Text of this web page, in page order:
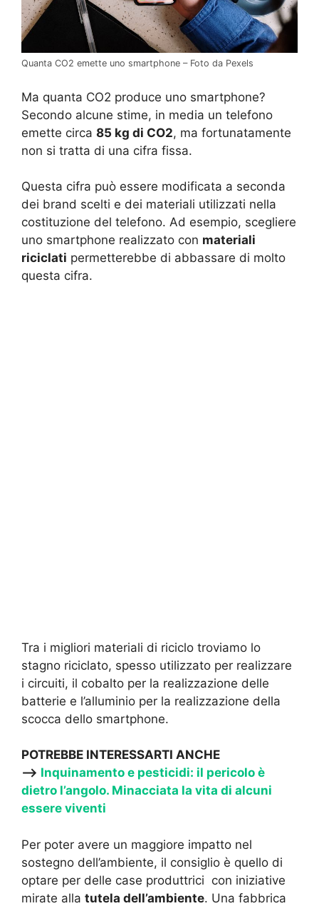
Quanta CO2 emette uno smartphone – Foto da Pexels
Ma quanta CO2 produce uno smartphone?
Secondo alcune stime, in media un telefono
emette circa 85 kg di CO2, ma fortunatamente
non si tratta di una cifra fissa.
Questa cifra può essere modificata a seconda
dei brand scelti e dei materiali utilizzati nella
costituzione del telefono. Ad esempio, scegliere
uno smartphone realizzato con materiali
riciclati permetterebbe di abbassare di molto
questa cifra.
Tra i migliori materiali di riciclo troviamo lo
stagno riciclato, spesso utilizzato per realizzare
i circuiti, il cobalto per la realizzazione delle
batterie e l’alluminio per la realizzazione della
scocca dello smartphone.
POTREBBE INTERESSARTI ANCHE
—-> Inquinamento e pesticidi: il pericolo è
dietro l’angolo. Minacciata la vita di alcuni
essere viventi
Per poter avere un maggiore impatto nel
sostegno dell’ambiente, il consiglio è quello di
optare per delle case produttrici con iniziative
mirate alla tutela dell’ambiente. Una fabbrica